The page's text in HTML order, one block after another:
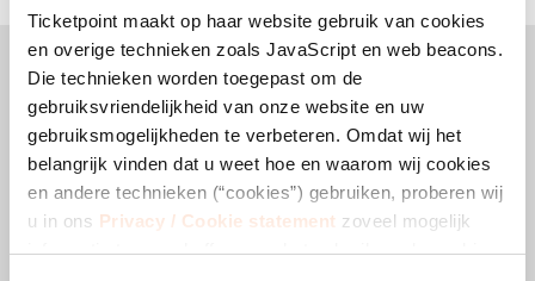
Ticketpoint maakt op haar website gebruik van cookies
en overige technieken zoals JavaScript en web beacons.
Die technieken worden toegepast om de
gebruiksvriendelijkheid van onze website en uw
gebruiksmogelijkheden te verbeteren. Omdat wij het
belangrijk vinden dat u weet hoe en waarom wij cookies
en andere technieken (“cookies”) gebruiken, proberen wij
u in ons Privacy / Cookie statement zoveel mogelijk
informatie te verschaffen over het gebruik en de werking
Home
Agenda
Disclaimer
Handleiding online tickets bestellen
Algemene voorwaarden